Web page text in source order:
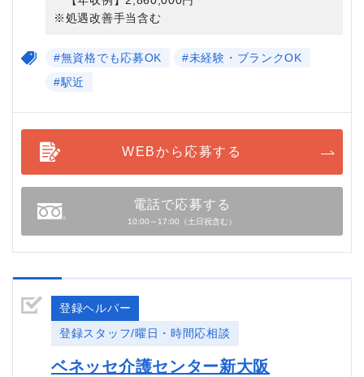
※処遇改善手当含む
#無資格でも応募OK
#未経験・ブランクOK
#駅近
WEBから応募する
電話で応募する
10:00～17:00（土日祝含む）
登録ヘルパー
登録スタッフ/曜日・時間応相談
ベネッセ介護センター新大阪